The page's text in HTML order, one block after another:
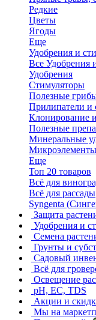
Редкие
Цветы
Ягоды
Еще
Удобрения и
Все Удобрения
Удобрения
Стимуляторы
Полезные
Прилипатели и
Клонирование
Полезные
Минеральные
Микроэлементы
Еще
Топ 20 товаров
Всё для
Всё для рассады
Syngenta
Защита
Удобрения и
Семена
Грунты и
Садовый
Всё для
Освещение
pH, EC, TDS
Акции и
Мы на